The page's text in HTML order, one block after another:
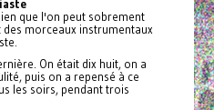
que l'on peut sobrement
des morceaux instrumentaux
On était dix huit, on a
puis on a repensé à ce
les soirs, pendant trois